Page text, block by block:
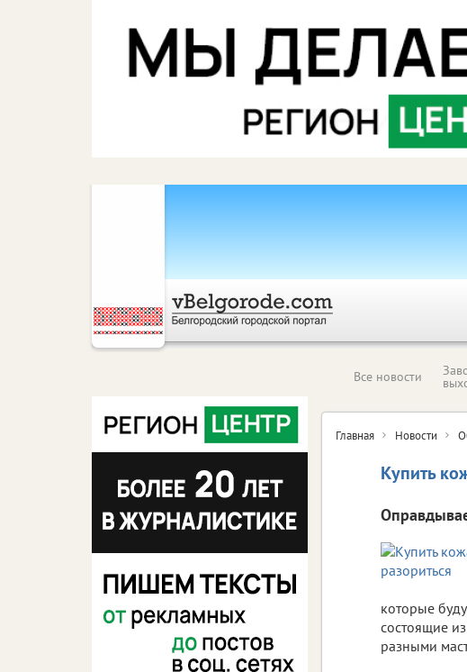
Все новости
Главная Новости
Купить
которые
состоящие
разными